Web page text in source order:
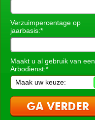
Verzuimpercentage op
jaarbasis:*
Maakt u al gebruik van een
Arbodienst:*
Maak uw keuze: